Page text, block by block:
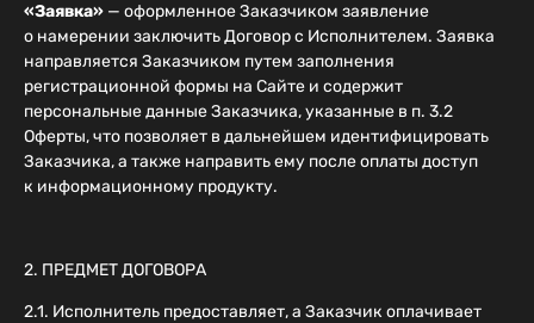
«Заявка» — оформленное Заказчиком заявление
о намерении заключить Договор с Исполнителем. Заявка
направляется Заказчиком путем заполнения
регистрационной формы на Сайте и содержит
персональные данные Заказчика, указанные в п. 3.2
Оферты, что позволяет в дальнейшем идентифицировать
Заказчика, а также направить ему после оплаты доступ
к информационному продукту.
2. ПРЕДМЕТ ДОГОВОРА
2.1. Исполнитель предоставляет, а Заказчик оплачивает